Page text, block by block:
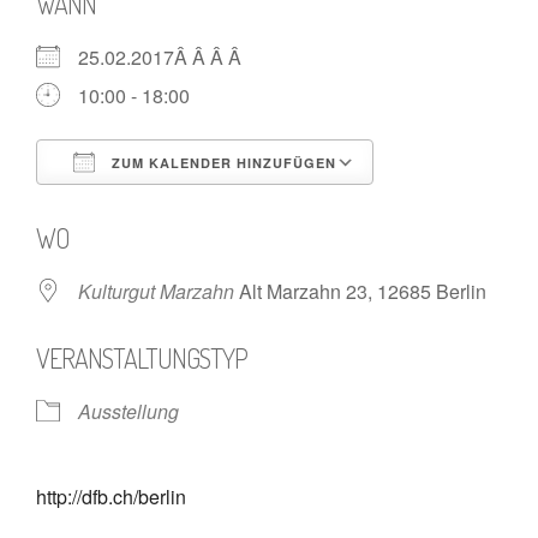
25.02.2017Â Â Â Â
10:00 - 18:00
ZUM KALENDER HINZUFÜGEN
WO
Kulturgut MarzahnAlt Marzahn 23, 12685 Berlin
VERANSTALTUNGSTYP
Ausstellung
http://dfb.ch/berlin